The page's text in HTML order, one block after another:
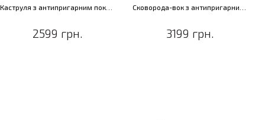
2599 грн. 3199 грн.